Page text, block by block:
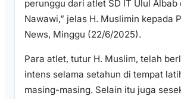
perunggu dari atlet SD IT Ulul Albab
Nawawi,” jelas H. Muslimin kepada
News, Minggu (22/6/2025).
Para atlet, tutur H. Muslim, telah
intens selama setahun di tempat
masing-masing. Selain itu juga